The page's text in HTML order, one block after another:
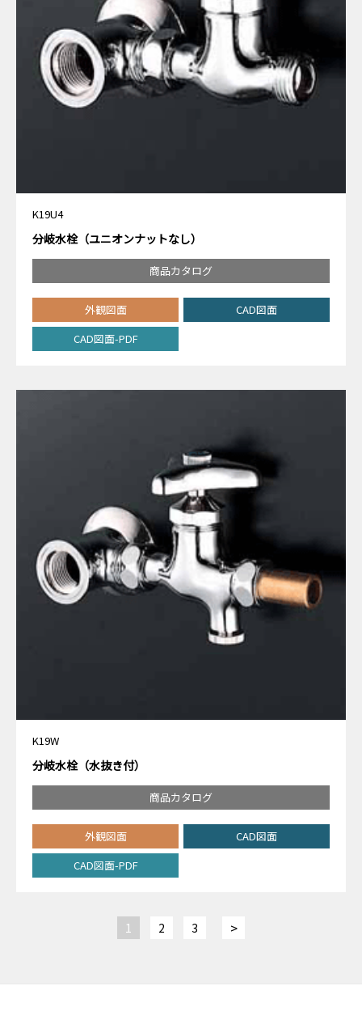
K19U4
分岐水栓（ユニオンナットなし）
商品カタログ
外観図面
CAD図面
CAD図面-PDF
K19W
分岐水栓（水抜き付）
商品カタログ
外観図面
CAD図面
CAD図面-PDF
1 2 3 >